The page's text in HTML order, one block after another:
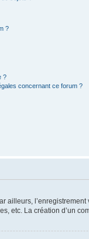
?
?
concernant ce forum ?
ailleurs,
etc. La création d’un